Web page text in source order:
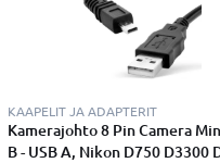
KAAPELIT JA ADAPTERIT
Kamerajohto 8 Pin Camera
B - USB A, Nikon D750 D3300